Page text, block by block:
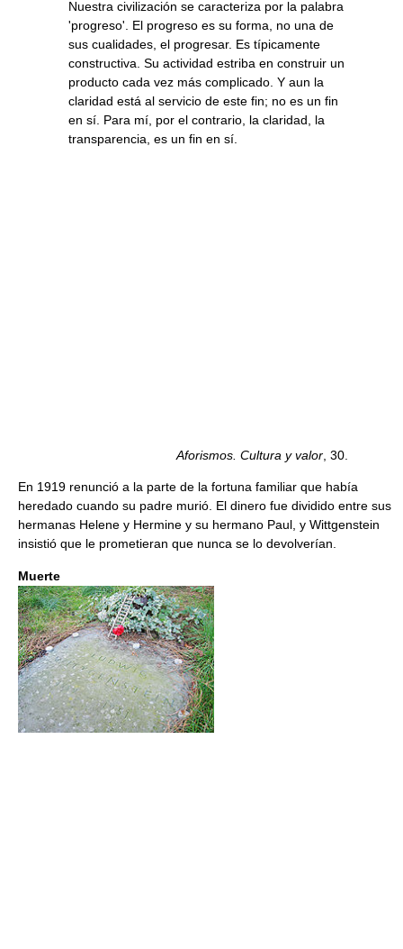
Nuestra civilización se caracteriza por la palabra
'progreso'. El progreso es su forma, no una de
sus cualidades, el progresar. Es típicamente
constructiva. Su actividad estriba en construir un
producto cada vez más complicado. Y aun la
claridad está al servicio de este fin; no es un fin
en sí. Para mí, por el contrario, la claridad, la
transparencia, es un fin en sí.
Aforismos. Cultura y valor, 30.
En 1919 renunció a la parte de la fortuna familiar que había
heredado cuando su padre murió. El dinero fue dividido entre sus
hermanas Helene y Hermine y su hermano Paul, y Wittgenstein
insistió que le prometieran que nunca se lo devolverían.
Muerte